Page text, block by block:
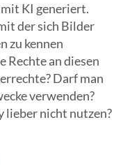
KI generiert.
der sich Bilder
zu kennen
Rechte an diesen
Darf man
verwenden?
lieber nicht nutzen?